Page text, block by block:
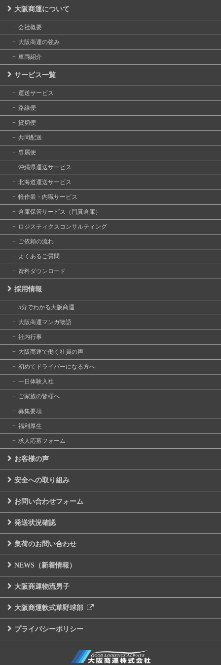
大阪商運について
会社概要
大阪商運の強み
車両紹介
サービス一覧
運送サービス
路線便
貸切便
共同配送
専属便
沖縄県運送サービス
北海道運送サービス
軽作業・内職サービス
倉庫保管サービス（門真倉庫）
ロジスティクスコンサルティング
ご依頼の流れ
よくあるご質問
資料ダウンロード
採用情報
5分でわかる大阪商運
大阪商運マンガ物語
社内行事
大阪商運で働く社員の声
初めてドライバーになる方へ
一日体験入社
ご家族の皆様へ
募集要項
福利厚生
求人応募フォーム
お客様の声
安全への取り組み
お問い合わせフォーム
発送状況確認
集荷のお問い合わせ
NEWS（新着情報）
大阪商運物流男子
大阪商運軟式草野球部
プライバシーポリシー